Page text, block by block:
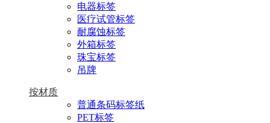
电器标签
医疗试管标签
耐腐蚀标签
外箱标签
珠宝标签
吊牌
按材质
普通条码标签纸
PET标签